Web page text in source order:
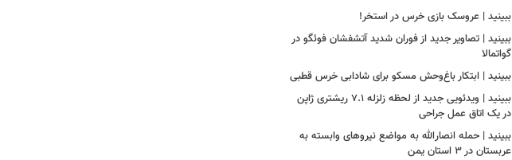
ببینید | عروسک بازی خرس در استخر!
ببینید | تصاویر جدید از فوران شدید آتشفشان فوئگو در
گواتمالا
ببینید | ابتکار باغ‌وحش مسکو برای شادابی خرس قطبی
ببینید | ویدئویی جدید از لحظه زلزله ۷.۱ ریشتری ژاپن
در یک اتاق عمل جراحی
ببینید | حمله انصارالله به مواضع نیروهای وابسته به
عربستان در ۳ استان یمن